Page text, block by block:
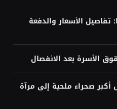
الأسعار والدفعة
الأسرة بعد الانفصال
صحراء ملحية إلى مرآة